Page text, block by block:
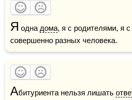
Я одна дома, я с родителями, я с
совершенно разных человека.
Абитуриента нельзя лишать